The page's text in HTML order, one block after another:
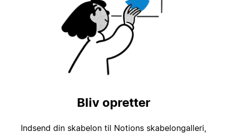
Bliv opretter
Indsend din skabelon til Notions skabelongalleri,